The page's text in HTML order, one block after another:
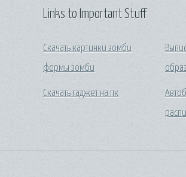
Links to Important Stuff
Скачать картинки зомби
фермы зомби
Скачать гаджет на пк